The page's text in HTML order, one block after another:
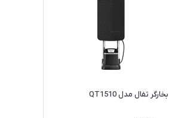
بخارگر تفال مدل QT1510